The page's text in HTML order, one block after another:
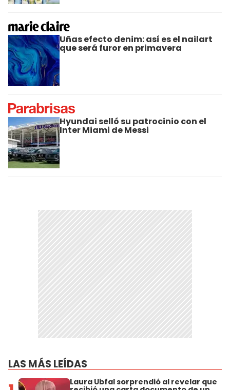
Uñas efecto denim: así es el nailart
que será furor en primavera
Hyundai selló su patrocinio con el
Inter Miami de Messi
LAS MÁS LEÍDAS
Laura Ubfal sorprendió al revelar que